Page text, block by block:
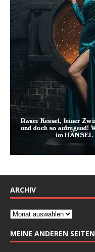
ARCHIV
MEINE ANDEREN SEITEN